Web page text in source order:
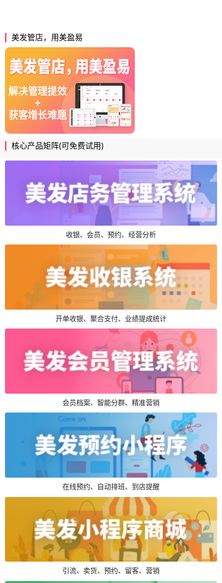
美发管店，用美盈易
核心产品矩阵(可免费试用)
收银、会员、预约、经营分析
开单收银、聚合支付、业绩提成统计
会员档案、智能分群、精准营销
在线预约、自动排班、到店提醒
引流、卖货、预约、留客、营销